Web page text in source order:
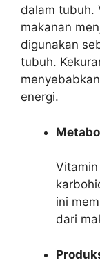
dalam tubuh.
makanan
digunakan
tubuh.
energi.
ini
dari